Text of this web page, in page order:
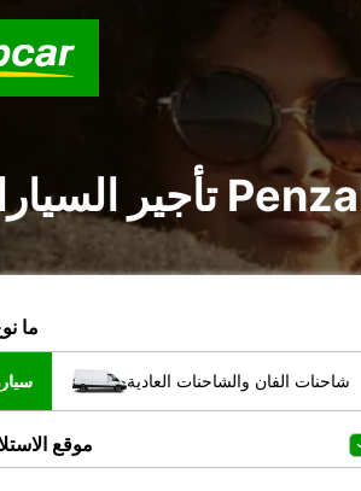
ما
شاحنات الفان والشاحنات العادية
موقع